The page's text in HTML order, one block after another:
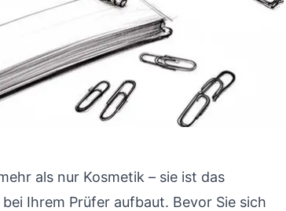
als nur Kosmetik – sie ist das
Ihrem Prüfer aufbaut. Bevor Sie sich